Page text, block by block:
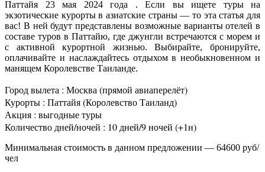
Паттайя 23 мая 2024 года . Если вы ищете туры на
экзотические курорты в азиатские страны — то эта статья для
вас! В ней будут представлены возможные варианты отелей в
составе туров в Паттайю, где джунгли встречаются с морем и
с активной курортной жизнью. Выбирайте, бронируйте,
оплачивайте и наслаждайтесь отдыхом в необыкновенном и
манящем Королевстве Таиланде.
Город вылета : Москва (прямой авиаперелёт)
Курорты : Паттайя (Королевство Таиланд)
Акция : выгодные туры
Количество дней/ночей : 10 дней/9 ночей (+1н)
Минимальная стоимость в данном предложении — 64600 руб/
чел